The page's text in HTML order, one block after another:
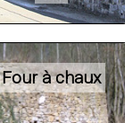
Four à chaux